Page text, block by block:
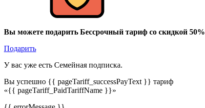
Вы можете подарить Бессрочный тариф со скидкой 50%
Подарить
У вас уже есть Семейная подписка.
Вы успешно {{ pageTariff_successPayText }} тариф
«{{ pageTariff_PaidTariffName }}»